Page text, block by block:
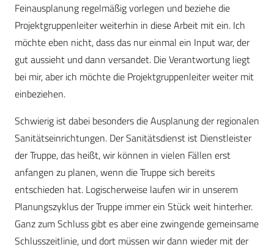
Feinausplanung regelmäßig vorlegen und beziehe die
Projektgruppenleiter weiterhin in diese Arbeit mit ein. Ich
möchte eben nicht, dass das nur einmal ein Input war, der
gut aussieht und dann versandet. Die Verantwortung liegt
bei mir, aber ich möchte die Projektgruppenleiter weiter mit
einbeziehen.
Schwierig ist dabei besonders die Ausplanung der regionalen
Sanitätseinrichtungen. Der Sanitätsdienst ist Dienstleister
der Truppe, das heißt, wir können in vielen Fällen erst
anfangen zu planen, wenn die Truppe sich bereits
entschieden hat. Logischerweise laufen wir in unserem
Planungszyklus der Truppe immer ein Stück weit hinterher.
Ganz zum Schluss gibt es aber eine zwingende gemeinsame
Schlusszeitlinie, und dort müssen wir dann wieder mit der